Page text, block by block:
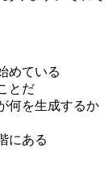
めている
とだ
何を生成するか
にある